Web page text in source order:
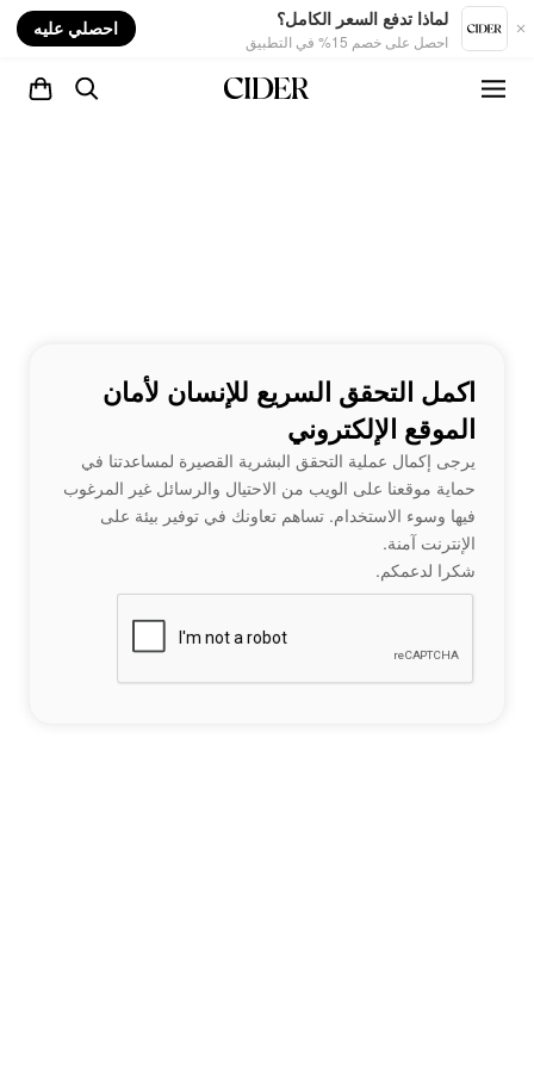
لماذا تدفع السعر الكامل؟
احصل على خصم 15% في التطبيق
احصلي عليه
اكمل التحقق السريع للإنسان لأمان
الموقع الإلكتروني
يرجى إكمال عملية التحقق البشرية القصيرة لمساعدتنا في
حماية موقعنا على الويب من الاحتيال والرسائل غير المرغوب
فيها وسوء الاستخدام. تساهم تعاونك في توفير بيئة على
الإنترنت آمنة.
شكرا لدعمكم.